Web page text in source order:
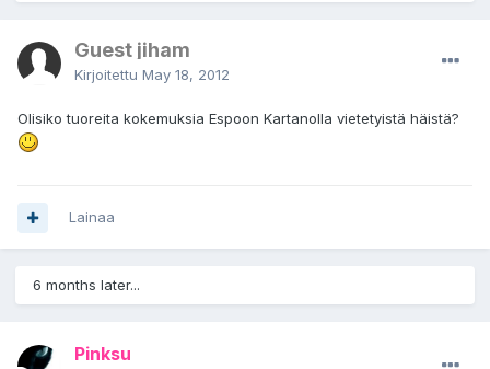
Guest jiham
Kirjoitettu May 18, 2012
Olisiko tuoreita kokemuksia Espoon Kartanolla vietetyistä häistä?
Lainaa
6 months later...
Pinksu